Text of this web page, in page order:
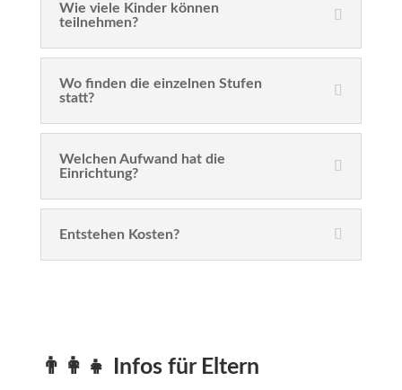
Wie viele Kinder können
teilnehmen?
Wo finden die einzelnen Stufen
statt?
Welchen Aufwand hat die
Einrichtung?
Entstehen Kosten?
👨‍👩‍👧 Infos für Eltern